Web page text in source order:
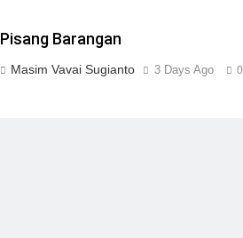
Pisang Barangan
Masim Vavai Sugianto 3 Days Ago 0